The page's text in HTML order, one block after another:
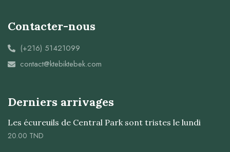
Contacter-nous
(+216) 51421099
contact@ktebiktebek.com
Derniers arrivages
Les écureuils de Central Park sont tristes le lundi
20.00 TND